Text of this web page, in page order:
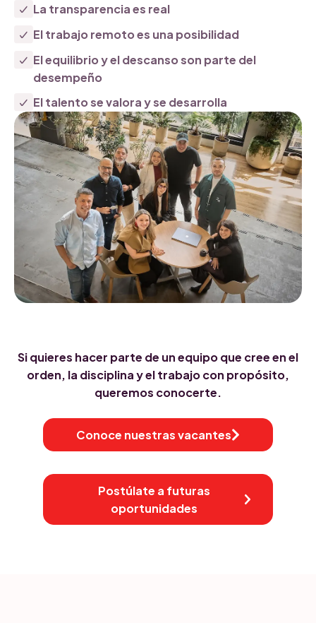
La transparencia es real
El trabajo remoto es una posibilidad
El equilibrio y el descanso son parte del
desempeño
El talento se valora y se desarrolla
Si quieres hacer parte de un equipo que cree en el
orden, la disciplina y el trabajo con propósito,
queremos conocerte.
Conoce nuestras vacantes
Postúlate a futuras
oportunidades